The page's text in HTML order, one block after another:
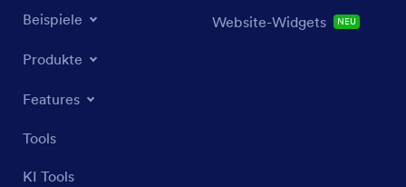
Beispiele
Produkte
Features
Tools
KI Tools
Website-Widgets NEU